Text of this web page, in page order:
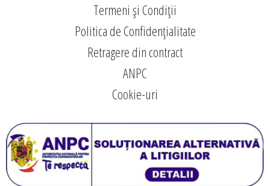
Termeni și Condiții
Politica de Confidențialitate
Retragere din contract
ANPC
Cookie-uri